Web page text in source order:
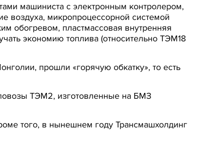
машиниста с электронным контролером,
воздуха, микропроцессорной системой
обогревом, пластмассовая внутренняя
экономию топлива (относительно ТЭМ18
прошли «горячую обкатку», то есть
ТЭМ2, изготовленные на БМЗ
того, в нынешнем году Трансмашхолдинг